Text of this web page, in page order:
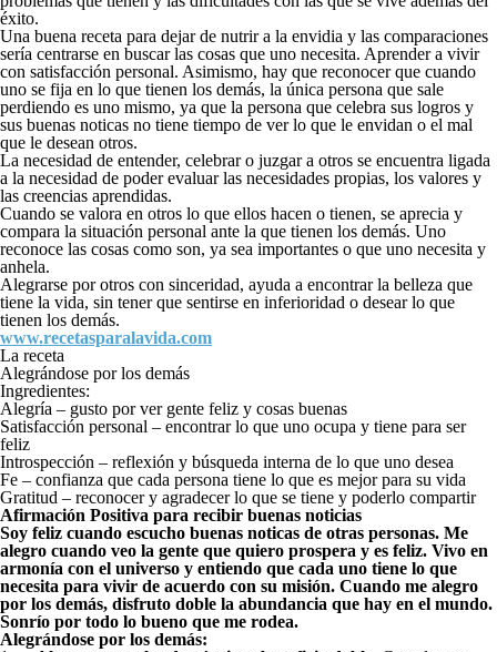
éxito.
Una buena receta para dejar de nutrir a la envidia y las comparaciones
sería centrarse en buscar las cosas que uno necesita. Aprender a vivir
con satisfacción personal. Asimismo, hay que reconocer que cuando
uno se fija en lo que tienen los demás, la única persona que sale
perdiendo es uno mismo, ya que la persona que celebra sus logros y
sus buenas noticas no tiene tiempo de ver lo que le envidan o el mal
que le desean otros.
La necesidad de entender, celebrar o juzgar a otros se encuentra ligada
a la necesidad de poder evaluar las necesidades propias, los valores y
las creencias aprendidas.
Cuando se valora en otros lo que ellos hacen o tienen, se aprecia y
compara la situación personal ante la que tienen los demás. Uno
reconoce las cosas como son, ya sea importantes o que uno necesita y
anhela.
Alegrarse por otros con sinceridad, ayuda a encontrar la belleza que
tiene la vida, sin tener que sentirse en inferioridad o desear lo que
tienen los demás.
www.recetasparalavida.com
La receta
Alegrándose por los demás
Ingredientes:
Alegría – gusto por ver gente feliz y cosas buenas
Satisfacción personal – encontrar lo que uno ocupa y tiene para ser
feliz
Introspección – reflexión y búsqueda interna de lo que uno desea
Fe – confianza que cada persona tiene lo que es mejor para su vida
Gratitud – reconocer y agradecer lo que se tiene y poderlo compartir
Afirmación Positiva para recibir buenas noticias
Soy feliz cuando escucho buenas noticas de otras personas. Me
alegro cuando veo la gente que quiero prospera y es feliz. Vivo en
armonía con el universo y entiendo que cada uno tiene lo que
necesita para vivir de acuerdo con su misión. Cuando me alegro
por los demás, disfruto doble la abundancia que hay en el mundo.
Sonrío por todo lo bueno que me rodea.
Alegrándose por los demás: